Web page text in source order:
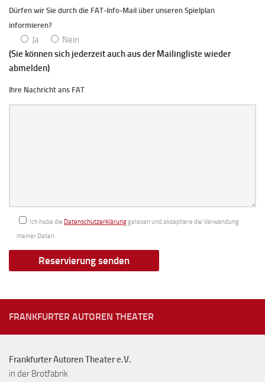
Dürfen wir Sie durch die FAT-Info-Mail über unseren Spielplan
informieren?
Ja
Nein
(Sie können sich jederzeit auch aus der Mailingliste wieder
abmelden)
Ihre Nachricht ans FAT
Ich habe die Datenschutzerklärunggelesen und akzeptiere die Verwendung
meiner Daten
FRANKFURTER AUTOREN THEATER
Frankfurter Autoren Theater e.V.
in der Brotfabrik